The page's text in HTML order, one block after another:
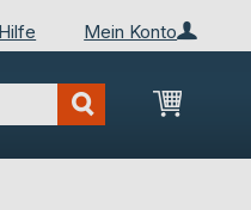
Mein Konto
Hilfe
Mein